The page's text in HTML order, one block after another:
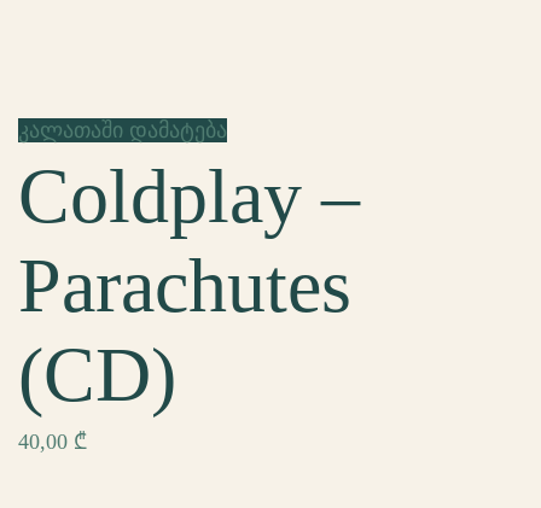
კალათაში დამატება
Coldplay –
Parachutes
(СD)
40,00 ₾